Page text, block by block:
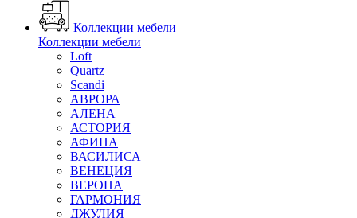
Коллекции мебели
Коллекции мебели
Loft
Quartz
Scandi
АВРОРА
АЛЕНА
АСТОРИЯ
АФИНА
ВАСИЛИСА
ВЕНЕЦИЯ
ВЕРОНА
ГАРМОНИЯ
ДЖУЛИЯ